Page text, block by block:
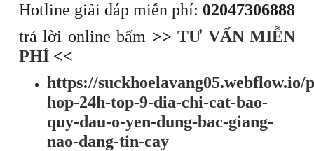
Hotline giải đáp miễn phí: 02047306888
trả lời online bấm >>TƯ VẤN MIỄN
PHÍ <<
https://suckhoelavang05.webflow.io/
hop-24h-top-9-dia-chi-cat-bao-
quy-dau-o-yen-dung-bac-giang-
nao-dang-tin-cay